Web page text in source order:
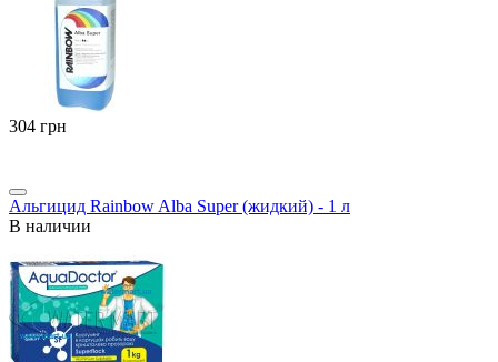
‍304‍ грн
Альгицид Rainbow Alba Super (жидкий) - 1 л
В наличии